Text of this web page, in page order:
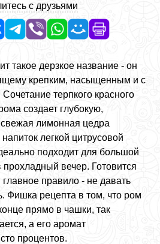
с друзьями
такое дерзкое название - он
крепким, насыщенным и с
терпкого красного
создает глубокую,
лимонная цедра
легкой цитрусовой
подходит для большой
вечер. Готовится
правило - не давать
Фишка рецепта в том, что ром
прямо в чашки, так
а его аромат
процентов.